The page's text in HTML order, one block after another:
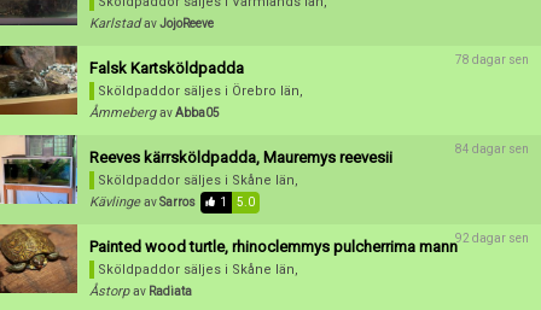
Karlstad avJojoReeve
Falsk Kartsköldpadda
Sköldpaddor säljes i Örebro län,
Åmmeberg avAbba05
78 dagar sen
Reeves kärrsköldpadda, Mauremys reevesii
Sköldpaddor säljes i Skåne län,
Kävlinge avSarros 1 5.0
84 dagar sen
Painted wood turtle, rhinoclemmys pulcherrima mann
Sköldpaddor säljes i Skåne län,
Åstorp av Radiata
92 dagar sen